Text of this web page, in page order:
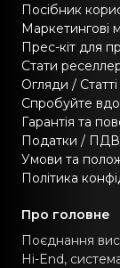
Посібник
Маркетингові
Прес-кіт для
Стати
Огляди / Статті
Спробуйте
Гарантія та
Податки / ПДВ
Умови та
Політика
Про головне
Поєднання
Hi-End,